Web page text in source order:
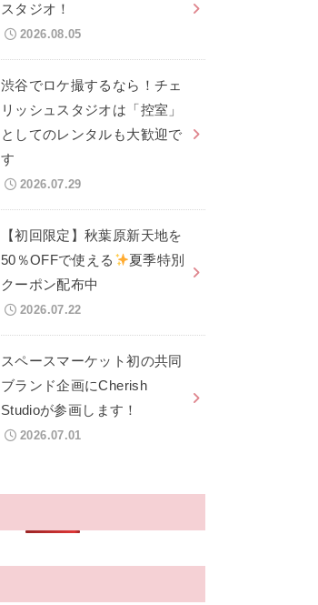
スタジオ！
2026.08.05
渋谷でロケ撮するなら！チェ
リッシュスタジオは「控室」
としてのレンタルも大歓迎で
す
2026.07.29
【初回限定】秋葉原新天地を
50％OFFで使える
夏季特別
クーポン配布中
2026.07.22
スペースマーケット初の共同
ブランド企画にCherish
Studioが参画します！
2026.07.01